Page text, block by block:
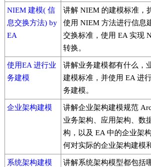
NIEM 建模( 信
息交换方法) by
EA
讲解 NIEM 的建模标准，
使用 NIEM 方法进行信息
交换标准，使用 EA 实现
转换。
使用EA 进行业
务建模
讲解业务建模都有什么，
建模标准，并使用 EA 进
务建模。
企业架构建模
讲解企业架构建模规范
业务架构、应用架构、数
构，以及 EA 中的企业架
何对实际的企业架构建模
系统架构建模
讲解系统架构模型都包括